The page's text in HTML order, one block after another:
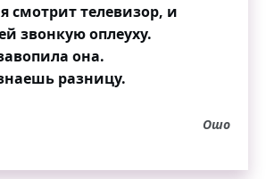
смотрит телевизор, и
звонкую оплеуху.
она.
разницу.
Ошо